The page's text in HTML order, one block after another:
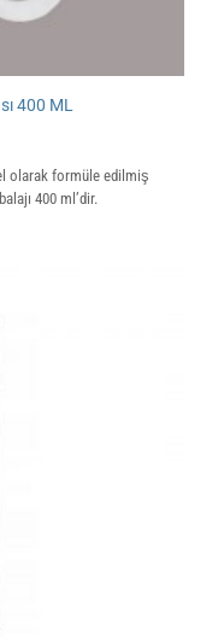
400 ML
olarak formüle edilmiş
400 ml’dir.